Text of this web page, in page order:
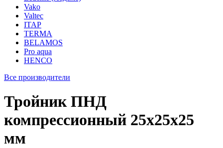
Vako
Valtec
ITAP
TERMA
BELAMOS
Pro aqua
HENCO
Все производители
Тройник ПНД
компрессионный 25х25х25
мм